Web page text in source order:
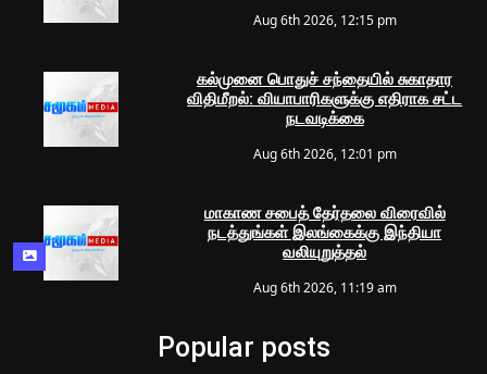
Aug 6th 2026, 12:15 pm
கல்முனை பொதுச் சந்தையில் சுகாதார
விதிமீறல்: வியாபாரிகளுக்கு எதிராக சட்ட
நடவடிக்கை
Aug 6th 2026, 12:01 pm
மாகாண சபைத் தேர்தலை விரைவில்
நடத்துங்கள் இலங்கைக்கு இந்தியா
வலியுறுத்தல்
Aug 6th 2026, 11:19 am
Popular posts